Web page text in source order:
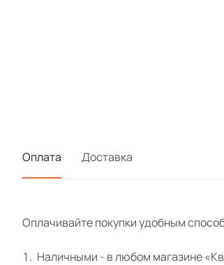
Оплата Доставка
Оплачивайте покупки удобным
Наличными - в любом магазине